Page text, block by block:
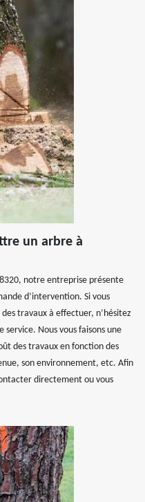
un arbre à
notre entreprise présente
d’intervention. Si vous
travaux à effectuer, n’hésitez
Nous vous faisons une
des travaux en fonction des
son environnement, etc. Afin
directement ou vous